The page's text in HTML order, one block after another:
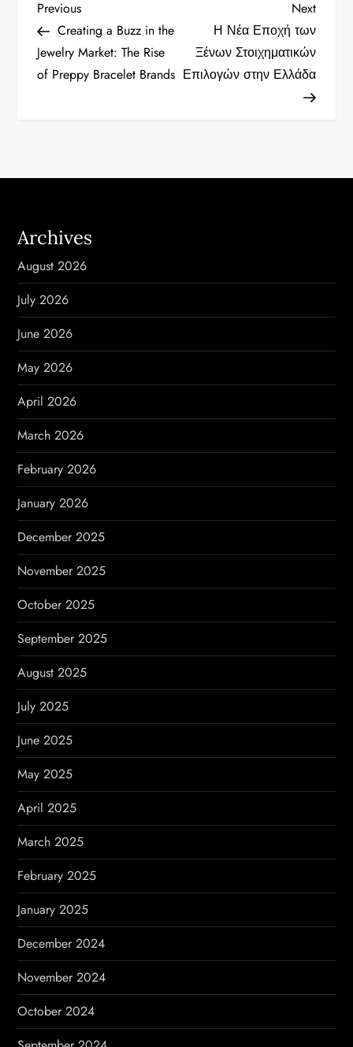
P
o
s
a
v
i
g
a
t
i
o
n
Previous
Post
Previous
Creating a Buzz in the
Jewelry Market: The Rise
of Preppy Bracelet Brands
Next
Post
Next
Η Νέα Εποχή των
Ξένων Στοιχηματικών
Επιλογών στην Ελλάδα
Archives
August 2026
July 2026
June 2026
May 2026
April 2026
March 2026
February 2026
January 2026
December 2025
November 2025
October 2025
September 2025
August 2025
July 2025
June 2025
May 2025
April 2025
March 2025
February 2025
January 2025
December 2024
November 2024
October 2024